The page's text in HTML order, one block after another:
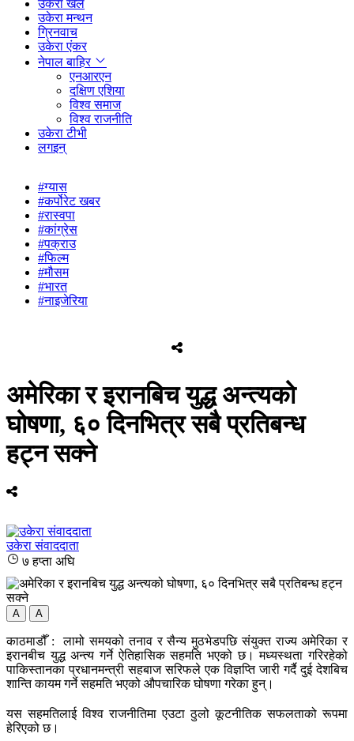
उकेरा खेल
उकेरा मन्थन
ग्रिनवाच
उकेरा एंकर
नेपाल बाहिर
एनआरएन
दक्षिण एशिया
विश्व समाज
विश्व राजनीति
उकेरा टीभी
लगइन्
#ग्यास
#कर्पोरेट खबर
#रास्वपा
#कांग्रेस
#पक्राउ
#फिल्म
#मौसम
#भारत
#नाइजेरिया
अमेरिका र इरानबिच युद्ध अन्त्यको
घोषणा, ६० दिनभित्र सबै प्रतिबन्ध
हट्न सक्ने
उकेरा संवाददाता
७ हप्ता अघि
A A
काठमाडौँ : लामो समयको तनाव र सैन्य मुठभेडपछि संयुक्त राज्य अमेरिका र
इरानबीच युद्ध अन्त्य गर्ने ऐतिहासिक सहमति भएको छ। मध्यस्थता गरिरहेको
पाकिस्तानका प्रधानमन्त्री सहबाज सरिफले एक विज्ञप्ति जारी गर्दै दुई देशबिच
शान्ति कायम गर्ने सहमति भएको औपचारिक घोषणा गरेका हुन्।
यस सहमतिलाई विश्व राजनीतिमा एउटा ठुलो कूटनीतिक सफलताको रूपमा
हेरिएको छ।